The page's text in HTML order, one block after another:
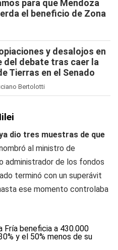
para que Mendoza
el beneficio de Zona
y desalojos en
del debate tras caer la
Tierras en el Senado
Bertolotti
dio tres muestras de que
al ministro de
administrador de los fondos
terminó con un superávit
ese momento controlaba